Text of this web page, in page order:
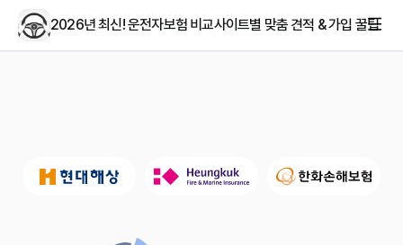
2026년 최신! 운전자보험 비교사이트별 맞춤 견적 & 가입 꿀팁